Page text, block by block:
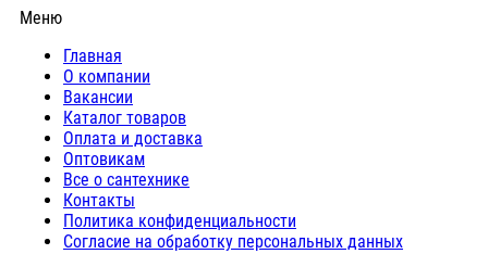
Меню
Главная
О компании
Вакансии
Каталог товаров
Оплата и доставка
Оптовикам
Все о сантехнике
Контакты
Политика конфиденциальности
Согласие на обработку персональных данных